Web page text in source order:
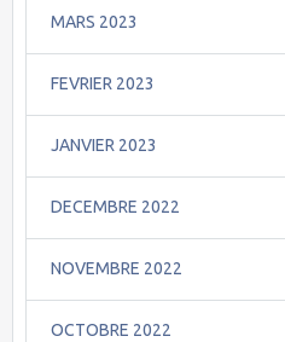
MARS 2023
FEVRIER 2023
JANVIER 2023
DECEMBRE 2022
NOVEMBRE 2022
OCTOBRE 2022